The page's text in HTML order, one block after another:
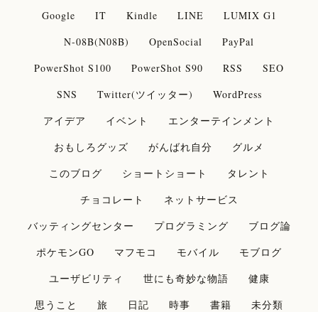
Google
IT Kindle LINE
LUMIX G1
N-08B(N08B)
OpenSocial
PayPal
PowerShot S100
PowerShot S90 RSS
SEO
SNS
Twitter(ツイッター)
WordPress
アイデア
イベント
エンターテインメント
おもしろグッズ
がんばれ自分
グルメ
このブログ
ショートショート
タレント
チョコレート
ネットサービス
バッティングセンター
プログラミング
ブログ論
ポケモンGO
マフモコ モバイル
モブログ
ユーザビリティ
世にも奇妙な物語
健康
思うこと
旅 日記 時事 書籍
未分類